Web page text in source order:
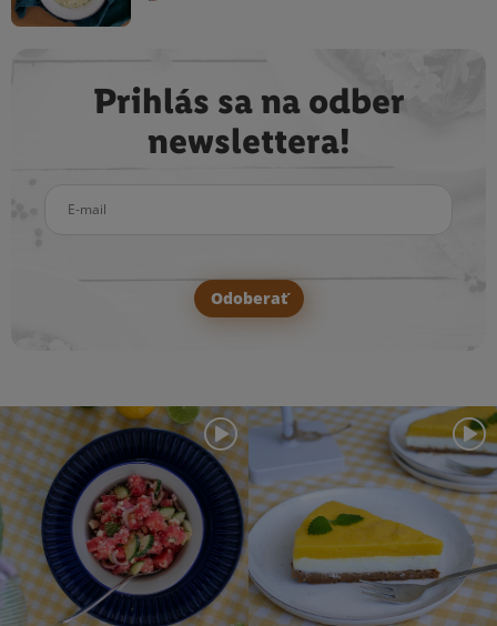
Prihlás sa na odber
newslettera!
Odoberať